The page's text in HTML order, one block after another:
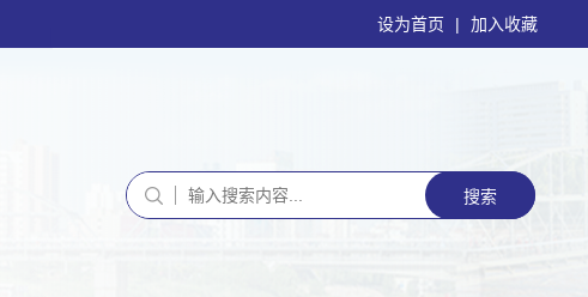
设为首页 | 加入收藏